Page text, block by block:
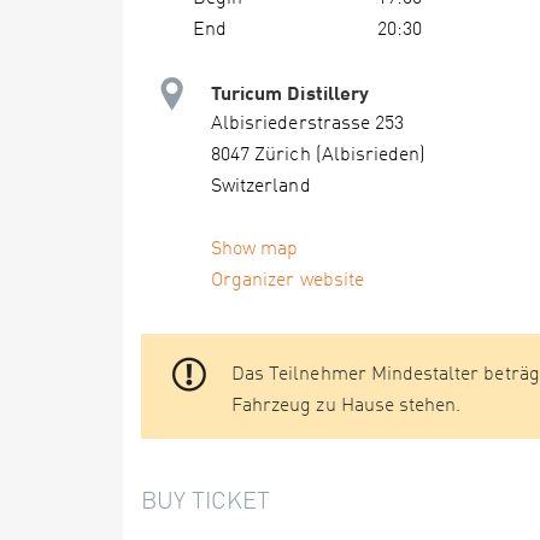
End
20:30
Turicum Distillery
Albisriederstrasse 253
8047 Zürich (Albisrieden)
Switzerland
Show map
Organizer website
Das Teilnehmer Mindestalter
Fahrzeug zu Hause stehen.
BUY TICKET